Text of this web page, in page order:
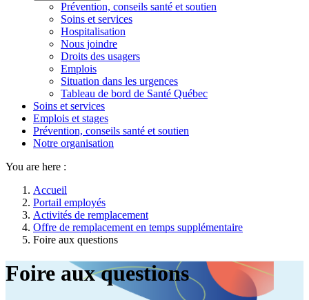
Prévention, conseils santé et soutien
Soins et services
Hospitalisation
Nous joindre
Droits des usagers
Emplois
Situation dans les urgences
Tableau de bord de Santé Québec
Soins et services
Emplois et stages
Prévention, conseils santé et soutien
Notre organisation
You are here :
Accueil
Portail employés
Activités de remplacement
Offre de remplacement en temps supplémentaire
Foire aux questions
Foire aux questions